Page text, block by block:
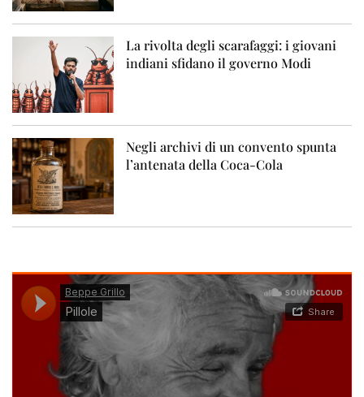
La rivolta degli scarafaggi: i giovani
indiani sfidano il governo Modi
Negli archivi di un convento spunta
l’antenata della Coca-Cola